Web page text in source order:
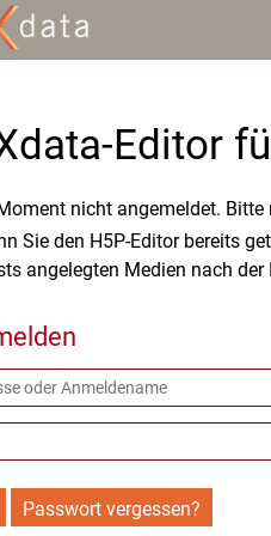
Editor
nicht angemeldet.
Sie den H5P-Editor bereits
angelegten Medien nach
Passwort vergessen?